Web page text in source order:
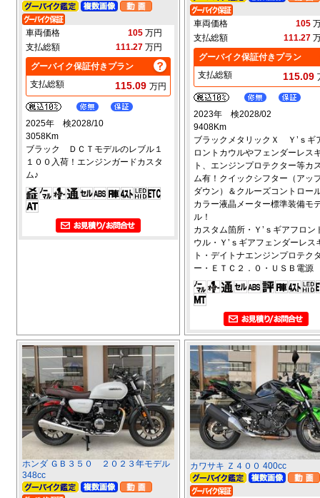
車両価格 105 万円
支払総額
111.27 万円
グーバイク保証付きプラン
支払総額
115.09 万円
2025年 検2028/10
3058Km
ブラック ＤＣＴモデルのレブル１
１００入荷！エンジンガードカスタ
ム♪
車両価格 105
支払総額
111.27
グーバイク保証付きプラン
支払総額
115.09
2023年 検2028/02
9408Km
ブラックメタリックＸ Ｙ’ｓギ
ロントカウルやフェンダーレス
ト、エンジンプロテクター等カ
ム有！クイックシフター（アッ
ダウン）＆クルーズコントロー
カラー液晶メーター標準装備モ
ル！
カスタム箇所・Ｙ’ｓギアフロン
ウル・Ｙ’ｓギアフェンダーレス
ト・デイトナエンジンプロテク
ー・ＥＴＣ２．０・ＵＳＢ電源
ホンダ ＧＢ３５０ ２０２３年モデル
348cc
カワサキ Ｚ４００ 400cc